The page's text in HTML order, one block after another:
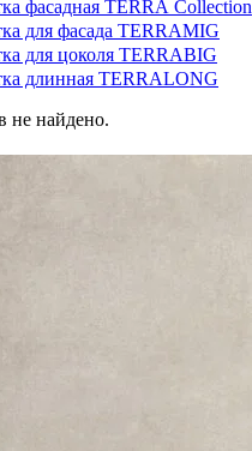
фасадная TERRA Collection
для фасада TERRAMIG
для цоколя TERRABIG
длинная TERRALONG
не найдено.